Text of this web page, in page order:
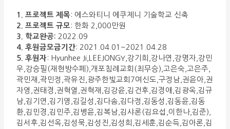
1. 프로젝트 제목 : 에스와티니 에쿠제니 기술학교 신축
2. 프로젝트 규모 : 한화 2,000만원
3. 학교완공: 2022.09
4. 후원금모금기간: 2021.04.01~2021.04.28
5. 후원자 : Hyunhee Ji,LEEJONGY,강기희,강나연,강명자,강민
우,강승필(재현방수페),개포침례교회(최무승),고은숙,고은주,
곽민재,곽민정,곽유진,광주한빛교회7여신도,구정남,권윤아,권
자영,권태경,권혁열,권혁재,김강윤,김건후,김경애,김광옥,김규
남,김기연,김기영,김길성,김다솜,김다정,김동성,김동윤,김동
환,김민경,김민주,김병윤,김복남,김샤론(김요섭,이한나,김준),
김서후,김선옥,김성묵,김성진,김성희,김세훈,김순득,김아론,김